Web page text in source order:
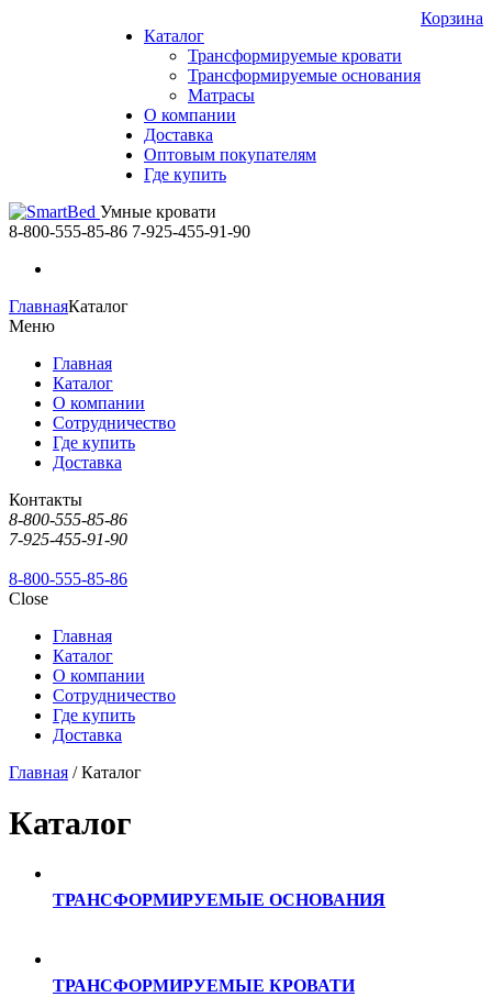
Каталог
Трансформируемые кровати
Трансформируемые основания
Матрасы
О компании
Доставка
Оптовым покупателям
Где купить
Корзина
Умные кровати
8-800-555-85-86 7-925-455-91-90
ГлавнаяКаталог
Меню
Главная
Каталог
О компании
Сотрудничество
Где купить
Доставка
Контакты
8-800-555-85-86
7-925-455-91-90
8-800-555-85-86
Close
Главная
Каталог
О компании
Сотрудничество
Где купить
Доставка
Главная / Каталог
Каталог
ТРАНСФОРМИРУЕМЫЕ ОСНОВАНИЯ
ТРАНСФОРМИРУЕМЫЕ КРОВАТИ